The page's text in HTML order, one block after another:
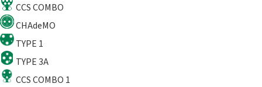
CCS COMBO
CHAdeMO
TYPE 1
TYPE 3A
CCS COMBO 1